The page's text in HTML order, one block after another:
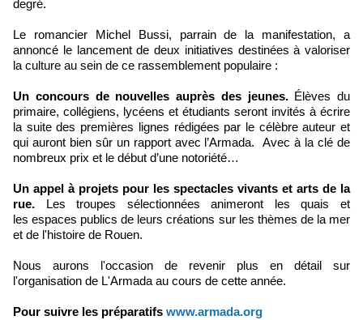
degré.
Le romancier Michel Bussi, parrain de la manifestation, a
annoncé le lancement de deux initiatives destinées à valoriser
la culture au sein de ce rassemblement populaire :
Un concours de nouvelles auprès des jeunes.Élèves du
primaire, collégiens, lycéens et étudiants seront invités à écrire
la suite des premières lignes rédigées par le célèbre auteur et
qui auront bien sûr un rapport avec l’Armada. Avec à la clé de
nombreux prix et le début d’une notoriété…
Un appel à projets pour les spectacles vivants et arts de la
rue. Les troupes sélectionnées animeront les quais et
les espaces publics de leurs créations sur les thèmes de la mer
et de l'histoire de Rouen.
Nous aurons l'occasion de revenir plus en détail sur
l'organisation de L'Armada au cours de cette année.
Pour suivre les préparatifs www.armada.org